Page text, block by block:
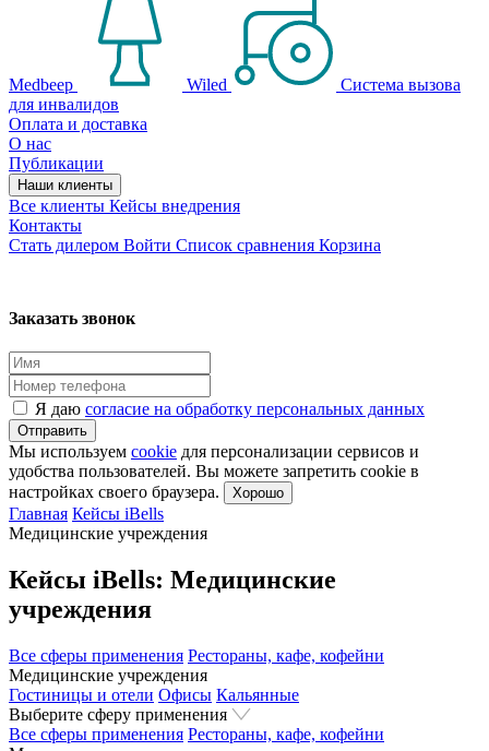
Medbeep Wiled
Система вызова
для инвалидов
Оплата и доставка
О нас
Публикации
Наши клиенты
Все клиенты Кейсы внедрения
Контакты
Стать дилером Войти Список сравнения Корзина
Заказать звонок
Я даю согласие на обработку персональных данных
Отправить
Мы используем cookie для персонализации сервисов и
удобства пользователей. Вы можете запретить cookie в
настройках своего браузера.
Хорошо
Главная Кейсы iBells
Медицинские учреждения
Кейсы iBells: Медицинские
учреждения
Все сферы применения Рестораны, кафе, кофейни
Медицинские учреждения
Гостиницы и отели Офисы Кальянные
Выберите сферу применения
Все сферы применения Рестораны, кафе, кофейни